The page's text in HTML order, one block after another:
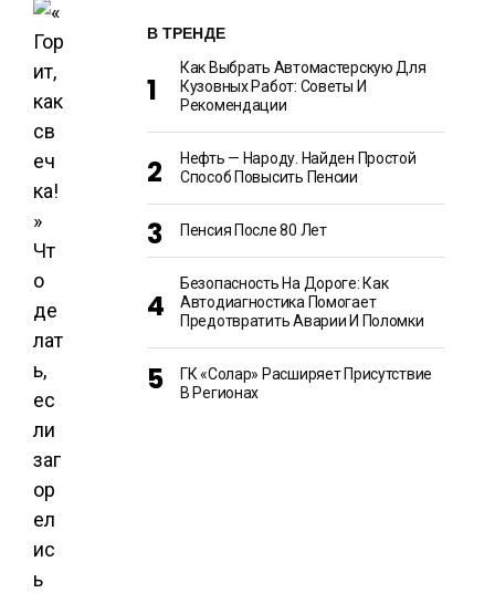
В ТРЕНДЕ
Как Выбрать Автомастерскую Для
Кузовных Работ: Советы И
Рекомендации
Нефть — Народу. Найден Простой
Способ Повысить Пенсии
Пенсия После 80 Лет
Безопасность На Дороге: Как
Автодиагностика Помогает
Предотвратить Аварии И Поломки
ГК «Солар» Расширяет Присутствие
В Регионах